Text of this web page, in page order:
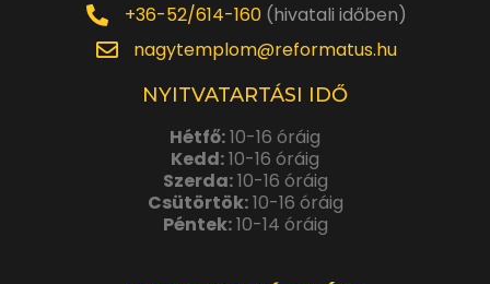
+36-52/614-160(hivatali időben)
nagytemplom@reformatus.hu
NYITVATARTÁSI IDŐ
Hétfő:10-16 óráig
Kedd:10-16 óráig
Szerda:10-16 óráig
Csütörtök:10-16 óráig
Péntek:10-14 óráig